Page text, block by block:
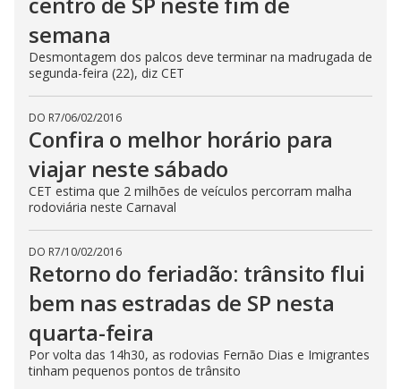
semana
Desmontagem dos palcos deve terminar na madrugada de
segunda-feira (22), diz CET
DO R7/06/02/2016
Confira o melhor horário para
viajar neste sábado
CET estima que 2 milhões de veículos percorram malha
rodoviária neste Carnaval
DO R7/10/02/2016
Retorno do feriadão: trânsito flui
bem nas estradas de SP nesta
quarta-feira
Por volta das 14h30, as rodovias Fernão Dias e Imigrantes
tinham pequenos pontos de trânsito